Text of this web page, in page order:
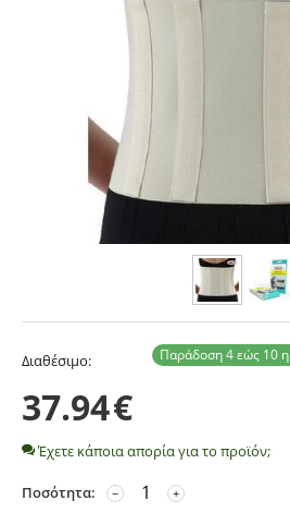
Διαθέσιμο: Παράδοση 4 εώς 10
37.94€
Έχετε κάποια απορία για το προϊόν;
Ποσότητα: +
−